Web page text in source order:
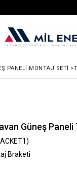
PANELI MONTAJ SETI >
Güneş
Braketi